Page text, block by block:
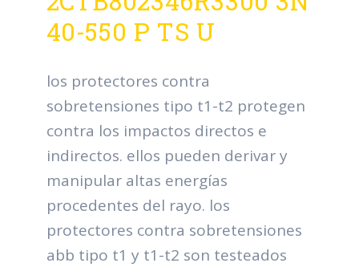
40-550 P TS U
los protectores contra
sobretensiones tipo t1-t2 protegen
contra los impactos directos e
indirectos. ellos pueden derivar y
manipular altas energías
procedentes del rayo. los
protectores contra sobretensiones
abb tipo t1 y t1-t2 son testeados